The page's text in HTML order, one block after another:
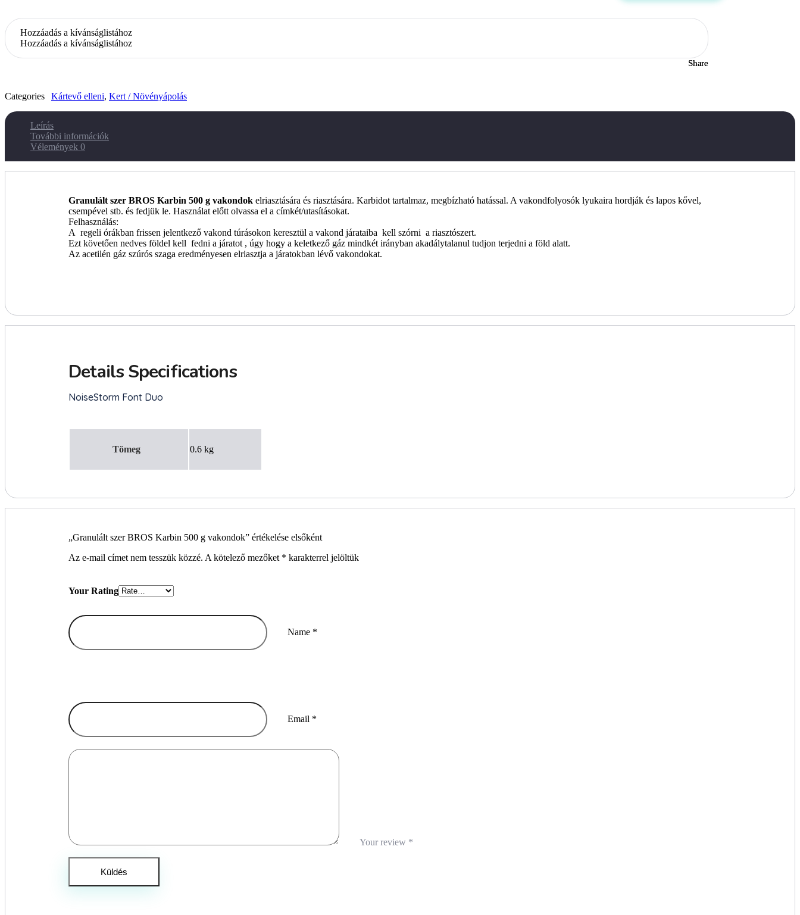
Hozzáadás a kívánságlistához
Hozzáadás a kívánságlistához
Share
Categories Kártevő elleni, Kert / Növényápolás
Leírás
További információk
Vélemények 0
Granulált szer BROS Karbin 500 g vakondok elriasztására és riasztására. Karbidot tartalmaz, megbízható hatással. A vakondfolyosók lyukaira hordják és lapos kővel,
csempével stb. és fedjük le. Használat előtt olvassa el a címkét/utasításokat.
Felhasználás:
A regeli órákban frissen jelentkező vakond túrásokon keresztül a vakond járataiba kell szórni a riasztószert.
Ezt követően nedves földel kell fedni a járatot , úgy hogy a keletkező gáz mindkét irányban akadálytalanul tudjon terjedni a föld alatt.
Az acetilén gáz szúrós szaga eredményesen elriasztja a járatokban lévő vakondokat.
Tömeg 0.6 kg
„Granulált szer BROS Karbin 500 g vakondok” értékelése elsőként
Az e-mail címet nem tesszük közzé. A kötelező mezőket * karakterrel jelöltük
Name *
Email *
Your Rating
Your review *